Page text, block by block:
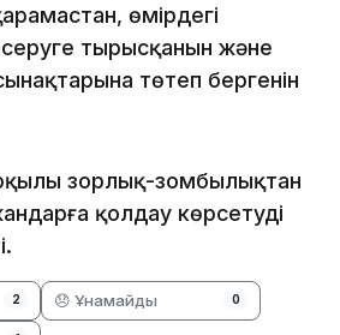
өмірдегі
тырысқанын және
төтеп бергенін
зорлық-зомбылықтан
қолдау көрсетудің
2 😞 Ұнамайды 0